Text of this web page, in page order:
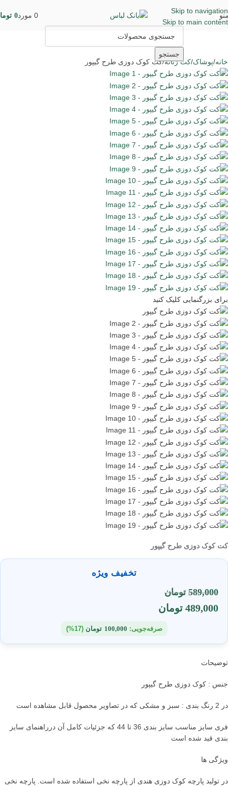
Skip to navigation
Skip to main content
0 مورد0
جستجو
خانه پوشاک کت زنانه کت کوک دوزی طرح گیپور
برای بزرگنمایی کلیک کنید
کت کوک دوزی طرح گیپور
تخفیف ویژه
589,000 تومان
489,000 تومان
صرفه‌جویی: 100,000 تومان (17%)
توضیحات
جنس : کوک دوزی طرح گیپور
در 2 رنگ بندی : سبز و مشکی که در تصاویر محصول قابل مشاهده است
فری سایز مناسب سایز بندی 36 تا 44 که جزئیات کامل آن درراهنمای سایز
بندی قید شده است
ویژگی ها
در تولید پارچه کوک دوزی هندی از پارچه نخی استفاده شده است. پارچه نخی